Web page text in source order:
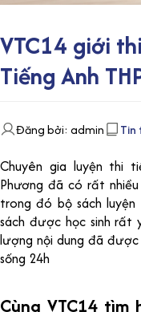
VTC14 giới
Tiếng Anh
Đăng bởi: admin Tin
Chuyên gia luyện thi
Phương đã có rất
trong đó bộ sách
sách được học sinh
lượng nội dung đã
sống 24h
Cùng VTC14 tìm